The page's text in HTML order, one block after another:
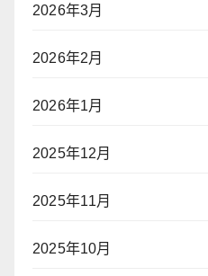
2026年3月
2026年2月
2026年1月
2025年12月
2025年11月
2025年10月